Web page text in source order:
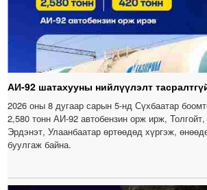
АИ-92 шатахууны нийлүүлэлт
2026 оны 8 дугаар сарын 5-нд Сүхбаатар
2,580 тонн АИ-92 автобензин орж ирж,
Эрдэнэт, Улаанбаатар өртөөдөд хүргэж,
буулгаж байна.